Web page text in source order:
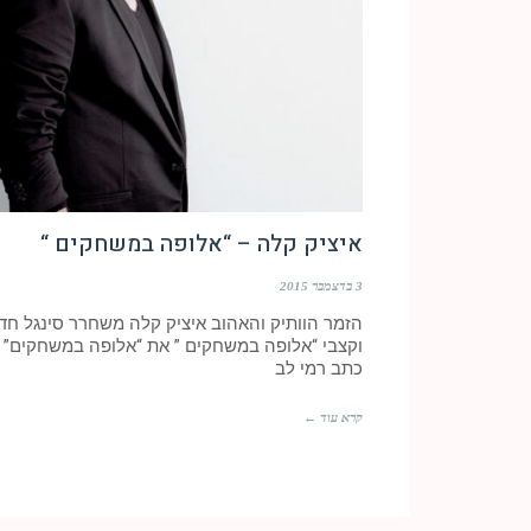
איציק קלה – “אלופה במשחקים “
3 בדצמבר 2015
הזמר הוותיק והאהוב איציק קלה משחרר סינגל
וקצבי “אלופה במשחקים ” את “אלופה במשחקים”
כתב רמי לב
קרא עוד ←